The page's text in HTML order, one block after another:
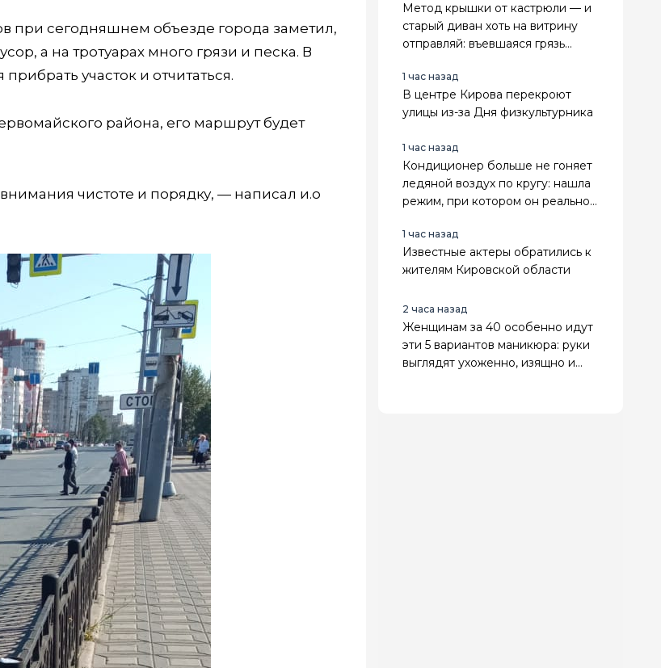
при сегодняшнем объезде города заметил,
а на тротуарах много грязи и песка. В
участок и отчитаться.
района, его маршрут будет
чистоте и порядку, — написал и.о
Метод крышки от кастрюли — и
старый диван хоть на витрину
отправляй: въевшаяся грязь
1 час назад
В центре Кирова перекроют
улицы из-за Дня физкультурника
1 час назад
Кондиционер больше не гоняет
ледяной воздух по кругу: нашла
режим, при котором он реально
1 час назад
Известные актеры обратились к
жителям Кировской области
2 часа назад
Женщинам за 40 особенно идут
эти 5 вариантов маникюра: руки
выглядят ухоженно, изящно и